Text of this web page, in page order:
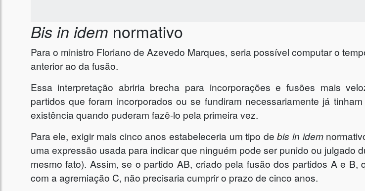
Bis in idem normativo
Para o ministro Floriano de Azevedo Marques, seria possível computar o
anterior ao da fusão.
Essa interpretação abriria brecha para incorporações e fusões mais
partidos que foram incorporados ou se fundiram necessariamente já
existência quando puderam fazê-lo pela primeira vez.
Para ele, exigir mais cinco anos estabeleceria um tipo debis in idem
uma expressão usada para indicar que ninguém pode ser punido ou julgado
mesmo fato). Assim, se o partido AB, criado pela fusão dos partidos A e B,
com a agremiação C, não precisaria cumprir o prazo de cinco anos.